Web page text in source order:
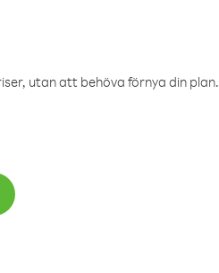
utan att behöva förnya din plan.